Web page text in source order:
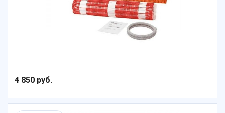
4 850 руб.